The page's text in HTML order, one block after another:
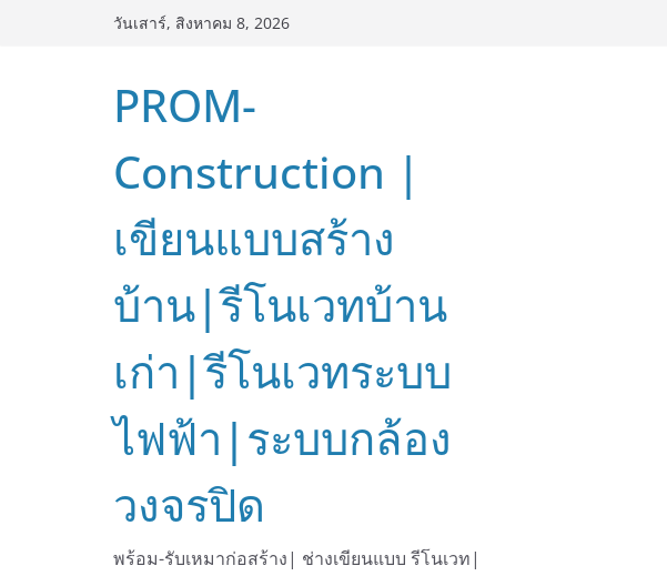
วันเสาร์, สิงหาคม 8, 2026
PROM-
Construction |
เขียนแบบสร้าง
บ้าน|รีโนเวทบ้าน
เก่า|รีโนเวทระบบ
ไฟฟ้า|ระบบกล้อง
วงจรปิด
พร้อม-รับเหมาก่อสร้าง| ช่างเขียนแบบ รีโนเวท|